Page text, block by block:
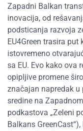
Zapadni Balkan
inovacija, od
podsticanja razvoja
EU4Green trasira
istovremeno
sa EU. Evo kako ova
opipljive promene
značajan napredak
sredine na
podkastova „Zeleni
Balkans GreenCast“)